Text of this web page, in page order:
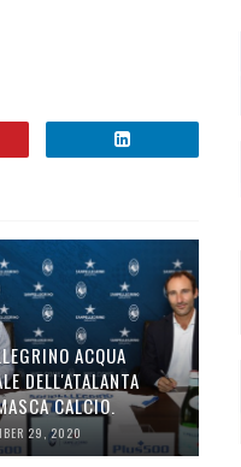
ACQUA
DELL'ATALANTA
CALCIO.
29, 2020